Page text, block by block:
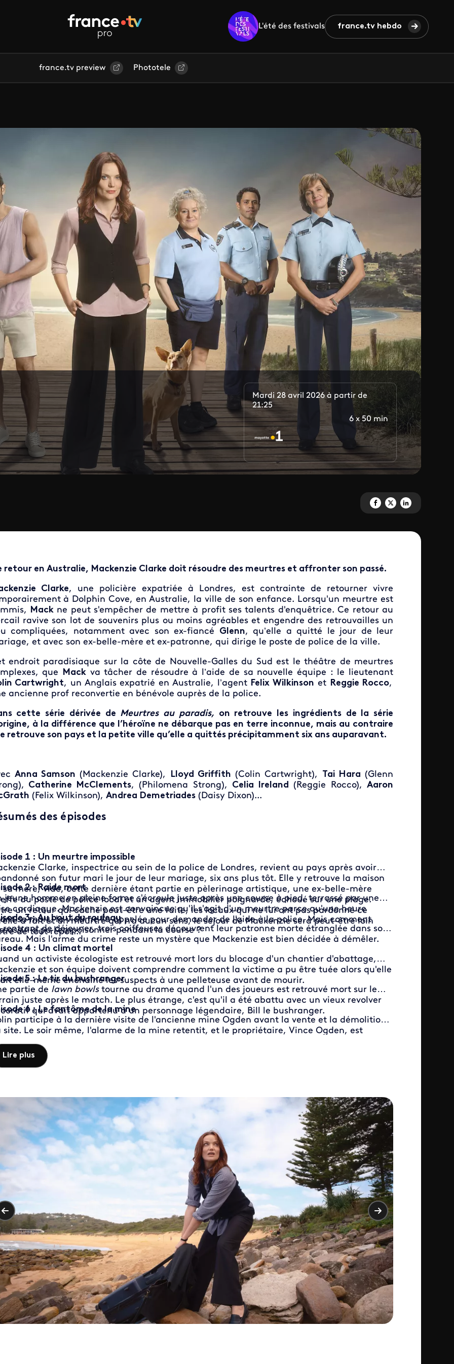
L'été des festivals france.tv hebdo
france.tv preview Phototele
Mardi 28 avril 2026 à partir de
21:25
6 x 50 min
Partagez 'Enquêtes au paradis
Partagez 'Enquêtes au
Partagez
retour en Australie, Mackenzie Clarke doit résoudre des meurtres et affronter son passé.
Clarke, une policière expatriée à Londres, est contrainte de retourner vivre
à Dolphin Cove, en Australie, la ville de son enfance. Lorsqu'un meurtre est
Mackne peut s'empêcher de mettre à profit ses talents d'enquêtrice. Ce retour au
ravive son lot de souvenirs plus ou moins agréables et engendre des retrouvailles un
compliquées, notamment avec son ex-fiancé Glenn, qu’elle a quitté le jour de leur
et avec son ex-belle-mère et ex-patronne, qui dirige le poste de police de la ville.
endroit paradisiaque sur la côte de Nouvelle-Galles du Sud est le théâtre de meurtres
que Mackva tâcher de résoudre à l’aide de sa nouvelle équipe : le lieutenant
Cartwright, un Anglais expatrié en Australie, l’agent Felix Wilkinson et Reggie Rocco,
ancienne prof reconvertie en bénévole auprès de la police.
cette série dérivée de Meurtres au paradis, on retrouve les ingrédients de la série
à la différence que l’héroïne ne débarque pas en terre inconnue, mais au contraire
retrouve son pays et la petite ville qu’elle a quittés précipitamment six ans auparavant.
Anna Samson (Mackenzie Clarke), Lloyd Griffith (Colin Cartwright), Tai Hara (Glenn
Catherine McClements, (Philomena Strong), Celia Ireland (Reggie Rocco),Aaron
(Felix Wilkinson), Andrea Demetriades(Daisy Dixon)...
des épisodes
1 : Un meurtre impossible
Clarke, inspectrice au sein de la police de Londres, revient au pays après avoir
son futur mari le jour de leur mariage, six ans plus tôt. Elle y retrouve la maison
sa mère, vide, cette dernière étant partie en pèlerinage artistique, une ex-belle-mère
du poste de police local et un agent immobilier poignardé, échoué sur une plage.
un retour qui cache peut-être une fuite, les locaux qui ne lui ont pas pardonné ce
a fait et un meurtre qui n'a aucun sens, le séjour de Mackenzie sera peut-être loin
de tout repos...
2 : Raide mort
jeune homme en pleine forme s'écroule juste après une course à pied, terrassé par une
cardiaque. Mackenzie est convaincue qu'il s'agit d'un meurtre parce qu'une heure
sa mort, la victime l'a appelée pour demander de l'aide à la police. Mais comment
a pu l'empoisonner pendant la course ?
3 : Au bout du rouleau
rentrant de déjeuner, trois coiffeuses découvrent leur patronne morte étranglée dans son
Mais l'arme du crime reste un mystère que Mackenzie est bien décidée à démêler.
4 : Un climat mortel
un activiste écologiste est retrouvé mort lors du blocage d'un chantier d'abattage,
et son équipe doivent comprendre comment la victime a pu être tuée alors qu'elle
elle-même enchaîné les suspects à une pelleteuse avant de mourir.
5 : Le tir du bushranger
partie de lawn bowlstourne au drame quand l'un des joueurs est retrouvé mort sur le
juste après le match. Le plus étrange, c'est qu'il a été abattu avec un vieux revolver
qui avait appartenu à un personnage légendaire, Bill le bushranger.
6 : Le fantôme de la mine
participe à la dernière visite de l'ancienne mine Ogden avant la vente et la démolition
site. Le soir même, l'alarme de la mine retentit, et le propriétaire, Vince Ogden, est
mort, enfermé chez lui. Il s'est lui-même tranché la gorge, comme l'avait fait son
avant lui. Mais Mackenzie ne croit pas à la thèse du suicide...
Lire plus